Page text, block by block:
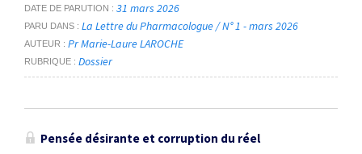
DATE DE PARUTION 31 mars 2026
PARU DANS La Lettre du Pharmacologue / N° 1 - mars 2026
AUTEUR Pr Marie-Laure LAROCHE
RUBRIQUE Dossier
Pensée désirante et corruption du réel